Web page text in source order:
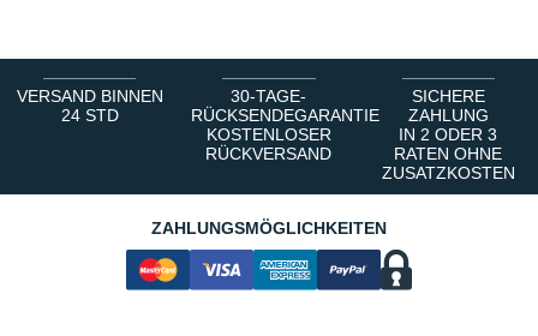
VERSAND BINNEN
24 STD
30-TAGE-
RÜCKSENDEGARANTIE
KOSTENLOSER
RÜCKVERSAND
SICHERE
ZAHLUNG
IN 2 ODER 3
RATEN OHNE
ZUSATZKOSTEN
ZAHLUNGSMÖGLICHKEITEN